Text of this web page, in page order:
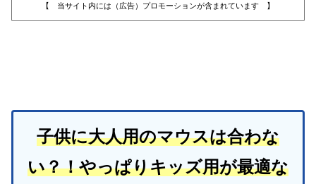
【 当サイト内には（広告）プロモーションが含まれています 】
子供に大人用のマウスは合わな
い？！やっぱりキッズ用が最適な